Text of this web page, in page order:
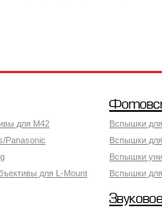
для M42
Panasonic
для L-Mount
Вспышки
Вспышки
Вспышки
Вспышки